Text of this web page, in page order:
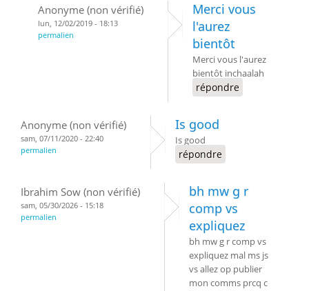
Anonyme (non vérifié)
lun, 12/02/2019 - 18:13
permalien
Merci vous
l'aurez
bientôt
Merci vous l'aurez
bientôt inchaalah
répondre
Anonyme (non vérifié)
sam, 07/11/2020 - 22:40
permalien
Is good
Is good
répondre
Ibrahim Sow (non vérifié)
sam, 05/30/2026 - 15:18
permalien
bh mw g r
comp vs
expliquez
bh mw g r comp vs
expliquez mal ms js
vs allez op publier
mon comms prcq c